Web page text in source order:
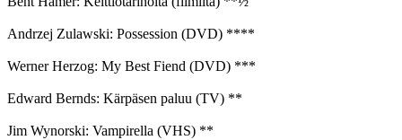
Andrzej Zulawski: Possession (DVD) ****
Werner Herzog: My Best Fiend (DVD) ***
Edward Bernds: Kärpäsen paluu (TV) **
Jim Wynorski: Vampirella (VHS) **